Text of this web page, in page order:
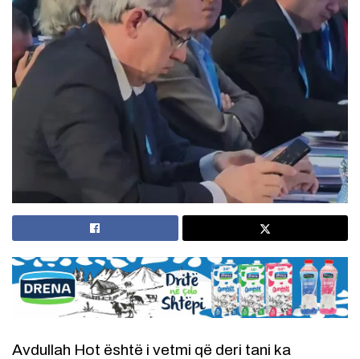
Avdullah Hot është i vetmi që deri tani ka